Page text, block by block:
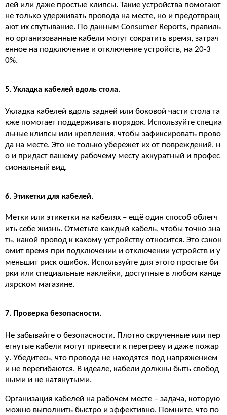
лей или даже простые клипсы. Такие устройства помогают
не только удерживать провода на месте, но и предотвращ
ают их спутывание. По данным Consumer Reports, правиль
но организованные кабели могут сократить время, затрач
енное на подключение и отключение устройств, на 20-3
0%.
5. Укладка кабелей вдоль стола.
Укладка кабелей вдоль задней или боковой части стола та
кже помогает поддерживать порядок. Используйте специа
льные клипсы или крепления, чтобы зафиксировать прово
да на месте. Это не только убережет их от повреждений, н
о и придаст вашему рабочему месту аккуратный и профес
сиональный вид.
6. Этикетки для кабелей.
Метки или этикетки на кабелях – ещё один способ облегч
ить себе жизнь. Отметьте каждый кабель, чтобы точно зна
ть, какой провод к какому устройству относится. Это сэкон
омит время при подключении и отключении устройств и у
меньшит риск ошибок. Используйте для этого простые би
рки или специальные наклейки, доступные в любом канце
лярском магазине.
7. Проверка безопасности.
Не забывайте о безопасности. Плотно скрученные или пер
егнутые кабели могут привести к перегреву и даже пожар
у. Убедитесь, что провода не находятся под напряжением
и не перегибаются. В идеале, кабели должны быть свобод
ными и не натянутыми.
Организация кабелей на рабочем месте – задача, которую
можно выполнить быстро и эффективно. Помните, что по